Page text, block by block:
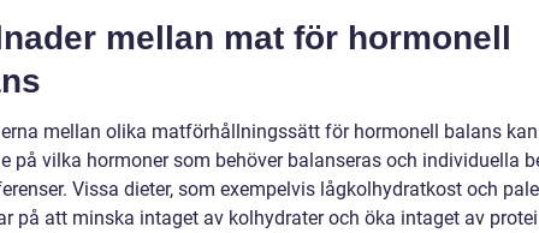
mellan mat för hormonell
mellan olika matförhållningssätt för hormonell balans
på vilka hormoner som behöver balanseras och individuella
Vissa dieter, som exempelvis lågkolhydratkost och
på att minska intaget av kolhydrater och öka intaget av